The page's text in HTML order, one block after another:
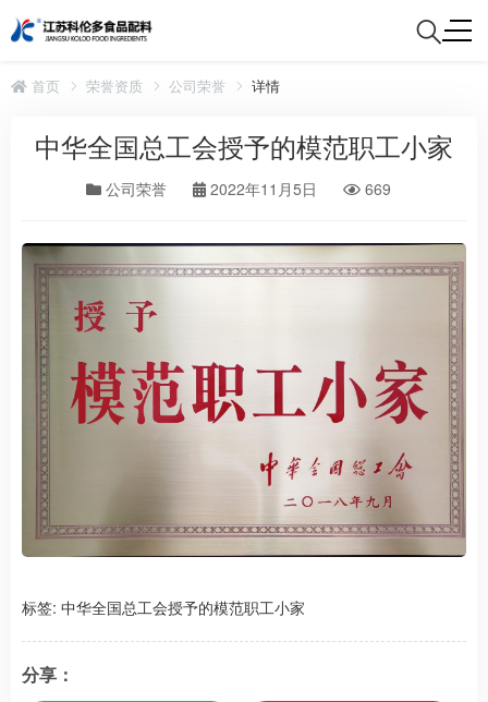
首页 荣誉资质 公司荣誉 详情
中华全国总工会授予的模范职工小家
公司荣誉 2022年11月5日 669
标签: 中华全国总工会授予的模范职工小家
分享：